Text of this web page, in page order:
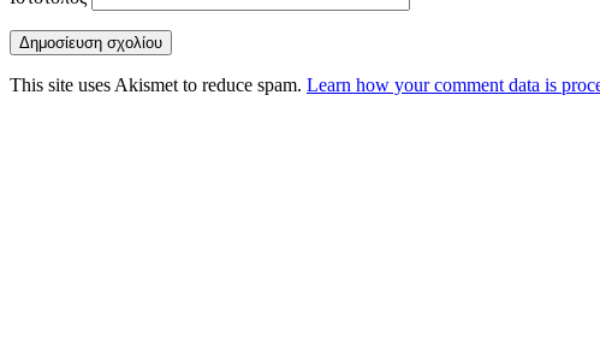
This site uses Akismet to reduce spam. Learn how your comment data is